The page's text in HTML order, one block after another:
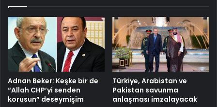
Adnan Beker: Keşke bir de
“Allah CHP’yi senden
korusun” deseymişim
Türkiye, Arabistan ve
Pakistan savunma
anlaşması imzalayacak